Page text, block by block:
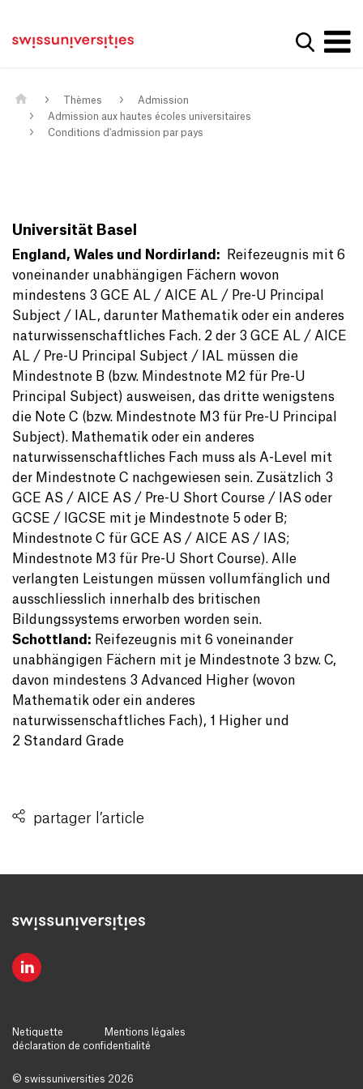
Main Navigation
Contenu
Méta-navigation
Afficher
Thèmes
Admission
Admission aux hautes écoles universitaires
Conditions d'admission par pays
Universität Basel
England, Wales und Nordirland:
Reifezeugnis mit 6
voneinander unabhängigen Fächern wovon
mindestens 3 GCE AL / AICE AL / Pre-U Principal
Subject / IAL, darunter Mathematik oder ein anderes
naturwissenschaftliches Fach. 2 der 3 GCE AL / AICE
AL / Pre-U Principal Subject / IAL müssen die
Mindestnote B (bzw. Mindestnote M2 für Pre-U
Principal Subject) ausweisen, das dritte wenigstens
die Note C (bzw. Mindestnote M3 für Pre-U Principal
Subject). Mathematik oder ein anderes
naturwissenschaftliches Fach muss als A-Level mit
der Mindestnote C nachgewiesen sein. Zusätzlich 3
GCE AS / AICE AS / Pre-U Short Course / IAS oder
GCSE / IGCSE mit je Mindestnote 5 oder B;
Mindestnote C für GCE AS / AICE AS / IAS;
Mindestnote M3 für Pre-U Short Course). Alle
verlangten Leistungen müssen vollumfänglich und
ausschliesslich innerhalb des britischen
Bildungssystems erworben worden sein.
Schottland: Reifezeugnis mit 6 voneinander
unabhängigen Fächern mit je Mindestnote 3 bzw. C,
davon mindestens 3 Advanced Higher (wovon
Mathematik oder ein anderes
naturwissenschaftliches Fach), 1 Higher und
2 Standard Grade
partager l’article
Netiquette
Mentions légales
déclaration de confidentialité
© swissuniversities 2026